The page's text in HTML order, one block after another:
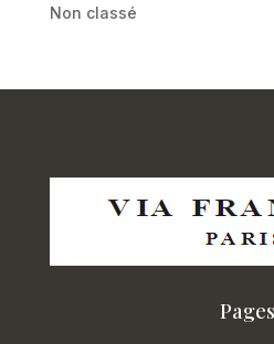
Non classé
Pages